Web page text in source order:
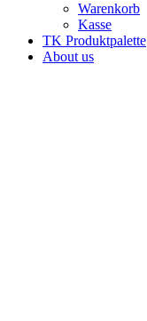
Warenkorb
Kasse
TK Produktpalette
About us